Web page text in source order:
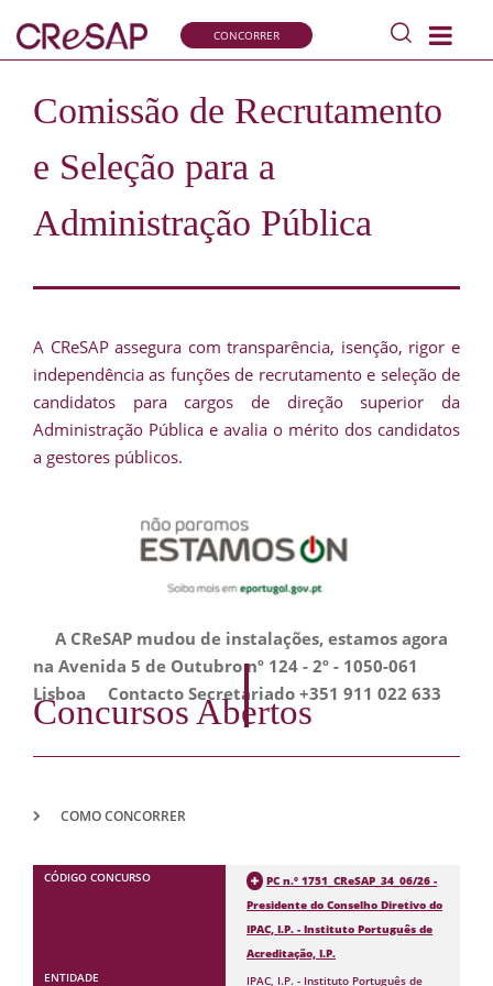
Comissão
Recrutamento
Seleção
para
Administração
CONCORRER Pesquisar
Comissão de Recrutamento
e Seleção para a
Administração Pública
A CReSAP assegura com transparência, isenção, rigor e
independência as funções de recrutamento e seleção de
candidatos para cargos de direção superior da
Administração Pública e avalia o mérito dos candidatos
a gestores públicos.
A CReSAP mudou de instalações, estamos agora
na Avenida 5 de Outubro nº 124 - 2º - 1050-061
Lisboa Contacto Secretariado +351 911 022 633
Concursos Abertos
COMO CONCORRER
PC n.º 1751_CReSAP_34_06/26 -
Presidente do Conselho Diretivo do
IPAC, I.P. - Instituto Português de
Acreditação, I.P.
IPAC, I.P. - Instituto Português de